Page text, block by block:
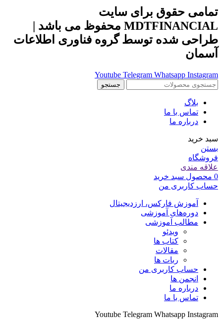
تمامی حقوق برای سایت
MDTFINANCIAL محفوظ می باشد |
طراحی شده توسط گروه فناوری اطلاعات
آسمان
Youtube Telegram Whatsapp Instagram
جستجو
بلاگ
تماس با ما
درباره ما
سبد خرید
بستن
فروشگاه
علاقه مندی
0 محصول سبد خرید
حساب کاربری من
آموزش فارکس، ارزدیجیتال
دوره‌های آموزشی
مطالب آموزشی
ویدئو
کتاب ها
مقالات
ربات ها
حساب کاربری من
انجمن ها
درباره ما
تماس با ما
Youtube Telegram Whatsapp Instagram